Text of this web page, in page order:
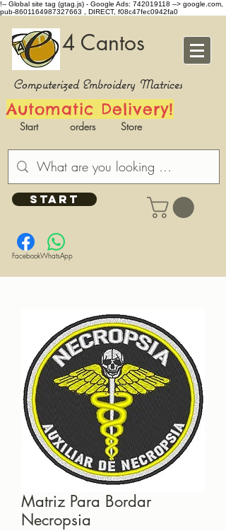
!-- Global site tag (gtag.js) - Google Ads: 742019118 --> google.com,
pub-8601164987327663 , DIRECT, f08c47fec0942fa0
4 Cantos
Computerized Embroidery Matrices
Automatic Delivery!
Start orders Store
START
FacebookWhatsApp
Matriz Para Bordar
Necropsia